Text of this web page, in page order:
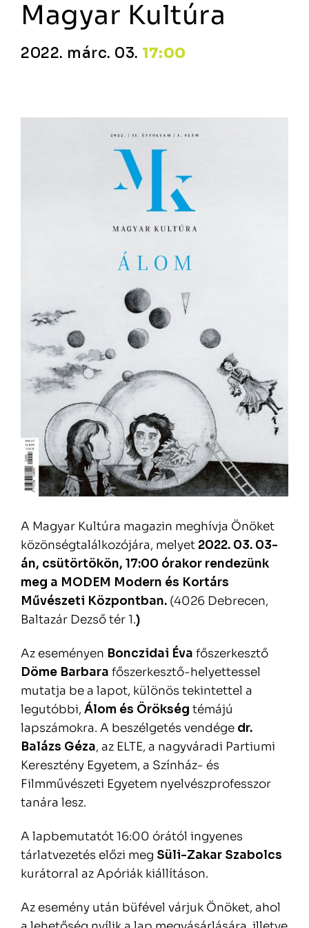
Magyar Kultúra
2022. márc. 03. 17:00
A Magyar Kultúra magazin meghívja Önöket
közönségtalálkozójára, melyet 2022. 03. 03-
án, csütörtökön, 17:00 órakor rendezünk
meg a MODEM Modern és Kortárs
Művészeti Központban. (4026 Debrecen,
Baltazár Dezső tér 1.)
Az eseményen Bonczidai Éva főszerkesztő
Döme Barbara főszerkesztő-helyettessel
mutatja be a lapot, különös tekintettel a
legutóbbi, Álom és Örökség témájú
lapszámokra. A beszélgetés vendége dr.
Balázs Géza, az ELTE, a nagyváradi Partiumi
Keresztény Egyetem, a Színház- és
Filmművészeti Egyetem nyelvészprofesszor
tanára lesz.
A lapbemutatót 16:00 órától ingyenes
tárlatvezetés előzi meg Süli-Zakar Szabolcs
kurátorral az Apóriák kiállításon.
Az esemény után büfével várjuk Önöket, ahol